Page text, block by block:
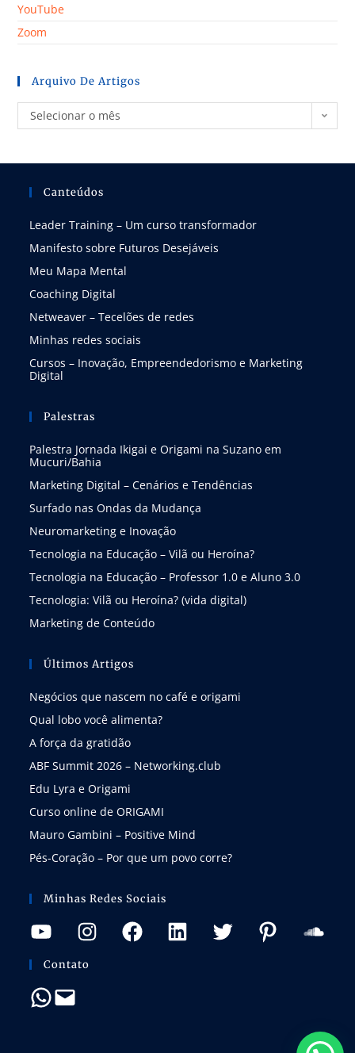
YouTube
Zoom
Arquivo De Artigos
Selecionar o mês
Canteúdos
Leader Training – Um curso transformador
Manifesto sobre Futuros Desejáveis
Meu Mapa Mental
Coaching Digital
Netweaver – Tecelões de redes
Minhas redes sociais
Cursos – Inovação, Empreendedorismo e Marketing
Digital
Palestras
Palestra Jornada Ikigai e Origami na Suzano em
Mucuri/Bahia
Marketing Digital – Cenários e Tendências
Surfado nas Ondas da Mudança
Neuromarketing e Inovação
Tecnologia na Educação – Vilã ou Heroína?
Tecnologia na Educação – Professor 1.0 e Aluno 3.0
Tecnologia: Vilã ou Heroína? (vida digital)
Marketing de Conteúdo
Últimos Artigos
Negócios que nascem no café e origami
Qual lobo você alimenta?
A força da gratidão
ABF Summit 2026 – Networking.club
Edu Lyra e Origami
Curso online de ORIGAMI
Mauro Gambini – Positive Mind
Pés-Coração – Por que um povo corre?
Minhas Redes Sociais
Contato